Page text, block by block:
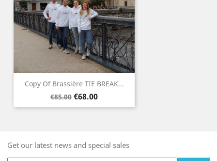
Copy Of Brassière TIE BREAK...
Regular
price
€85.00 Price
€68.00
Get our latest news and special sales